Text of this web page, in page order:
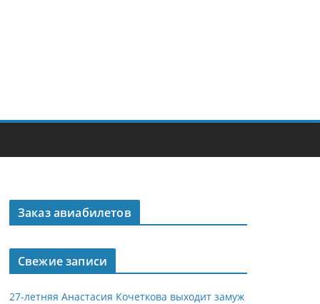
Заказ авиабилетов
Свежие записи
27-летняя Анастасия Кочеткова выходит замуж